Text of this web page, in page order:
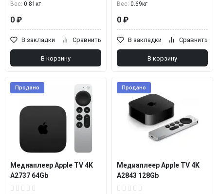
Вес: 0.81кг
0 ₽
В закладки Сравнить
В корзину
Вес: 0.69кг
0 ₽
В закладки Сравнить
В корзину
Продано
Медиаплеер Apple TV 4K
A2737 64Gb
Продано
Медиаплеер Apple TV 4K
A2843 128Gb